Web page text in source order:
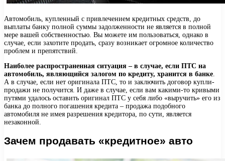
Автомобиль, купленный с привлечением кредитных средств, до
выплаты банку полной суммы задолженности не является в полной
мере вашей собственностью. Вы можете им пользоваться, однако в
случае, если захотите продать, сразу возникает огромное количество
проблем и препятствий.
Наиболее распространенная ситуация – в случае, если ПТС на
автомобиль, являющийся залогом по кредиту, хранится в банке
А в случае, если нет оригинала ПТС, то и заключить договор купли-
продажи не получится. И даже в случае, если вам какими-то кривыми
путями удалось оставить оригинал ПТС у себя либо «выручить» его из
банка до полного погашения кредита – продажа подобного
автомобиля не имея разрешения кредитора, по сути, является
незаконной.
Зачем продавать «кредитное» авто